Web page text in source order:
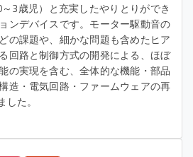
～3歳児）と充実したやりとりができ
ンデバイスです。モーター駆動音の
の課題や、細かな問題も含めたヒア
回路と制御方式の開発による、ほぼ
の実現を含む、全体的な機能・部品
造・電気回路・ファームウェアの再
た。